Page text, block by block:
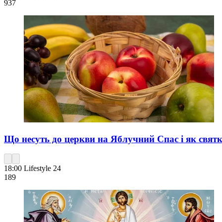
937
Що несуть до церкви на Яблучний Спас і як
18:00 Lifestyle 24
189